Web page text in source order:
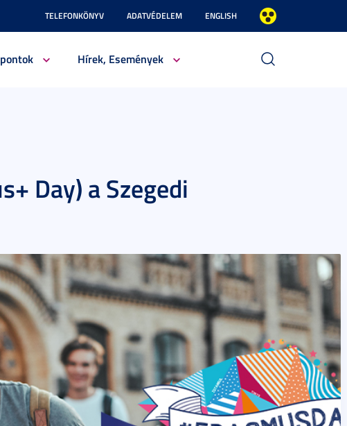
TELEFONKÖNYV ADATVÉDELEM ENGLISH
Hírek, Események
Day) a Szegedi